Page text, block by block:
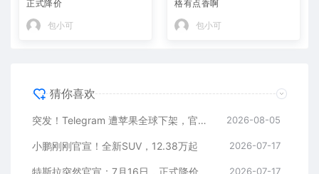
正式降价
包小可
格有点香啊
包小可
猜你喜欢
突发！Telegram 遭苹果全球下架，官方回应 2026-08-05
小鹏刚刚官宣！全新SUV，12.38万起 2026-07-17
特斯拉突然官宣：7月16日，正式降价 2026-07-17